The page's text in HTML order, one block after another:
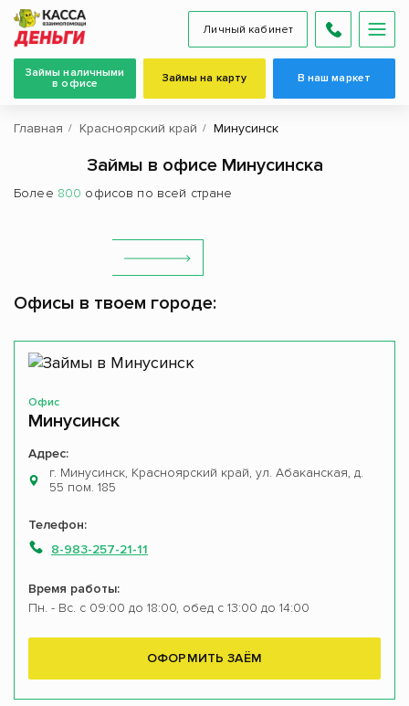
Личный кабинет
Займы наличными
в офисе
Займы на карту В наш маркет
Главная Красноярский край Минусинск
Займы в офисе Минусинска
Более 800 офисов по всей стране
Офисы в твоем городе:
Офис
Минусинск
Адрес:
г. Минусинск, Красноярский край, ул. Абаканская, д.
55 пом. 185
Телефон:
8-983-257-21-11
Время работы:
Пн. - Вс. с 09:00 до 18:00, обед с 13:00 до 14:00
ОФОРМИТЬ ЗАЁМ